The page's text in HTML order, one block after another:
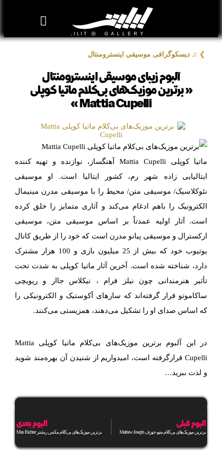
❯ ♫ دیسکوگرافی موسیقی اینسترومنتال
آلبوم زیبای موسیقی اینسترومنتال
« برترین موزیک‌های بی‌کلام ماتیا کوپلی
Mattia Cupelli »
ماتیا کوپلی Mattia Cupelli آهنگساز، نوازنده و تهیه کننده
ایتالیایی زاده شهر رم، کشور ایتالیا است. او موسیقی
نئوکلاسیک/ موسیقی متن/ محیط را با موسیقی مدرن مینیمال
الکترونیک را باهم ادغام می‌کند و آثاری متمایز را خلق کرده
است. آثار اولیه عمدتاً بر اساس موسیقی متن، موسیقی
ارکسترال و موسیقی پیانو مدرن است که خود را از طریق کانال
یوتیوب خود که بیش از 25 میلیون بازی و 100 هزار مشترک
دارد، شناخته شده است. آخرین آثار ماتیا کوپلی به شدت تحت
تأثیر هنرمندانی چون نیلز فرام ، نیکلاس جاار و ریویچی
ساکاموتو قرار گرفته‌اند که سازهای آکوستیک و الکترونیکی را
که اساس صدای او را تشکیل می‌دهند، همزیستی می‌کنند.
در این آلبوم برترین موزیک‌های بی‌کلام ماتیا کوپلی Mattia
Cupelli قرارگرفته است، امیدواریم از شنیدن آن بهره‌مند شوید
و لذت ببرید…
آلبوم قبلی
برترین موزیک‌های بی‌کلام متیو جوزف Mathew Joseph
آلبوم بعدی
برترین موزیک‌های بی‌کلام مکس ریشتر Max Richter